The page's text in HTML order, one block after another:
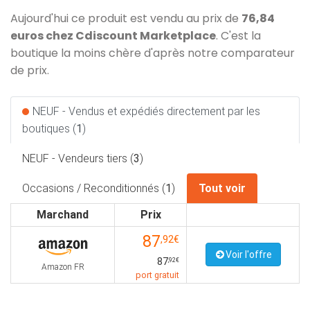
Aujourd'hui ce produit est vendu au prix de 76,84
euros chez Cdiscount Marketplace. C'est la
boutique la moins chère d'après notre comparateur
de prix.
NEUF - Vendus et expédiés directement par les
boutiques (1)
NEUF - Vendeurs tiers (3)
Occasions / Reconditionnés (1)
Tout voir
Marchand
Prix
Amazon FR
87,92€
87,92€
port gratuit
Voir l'offre